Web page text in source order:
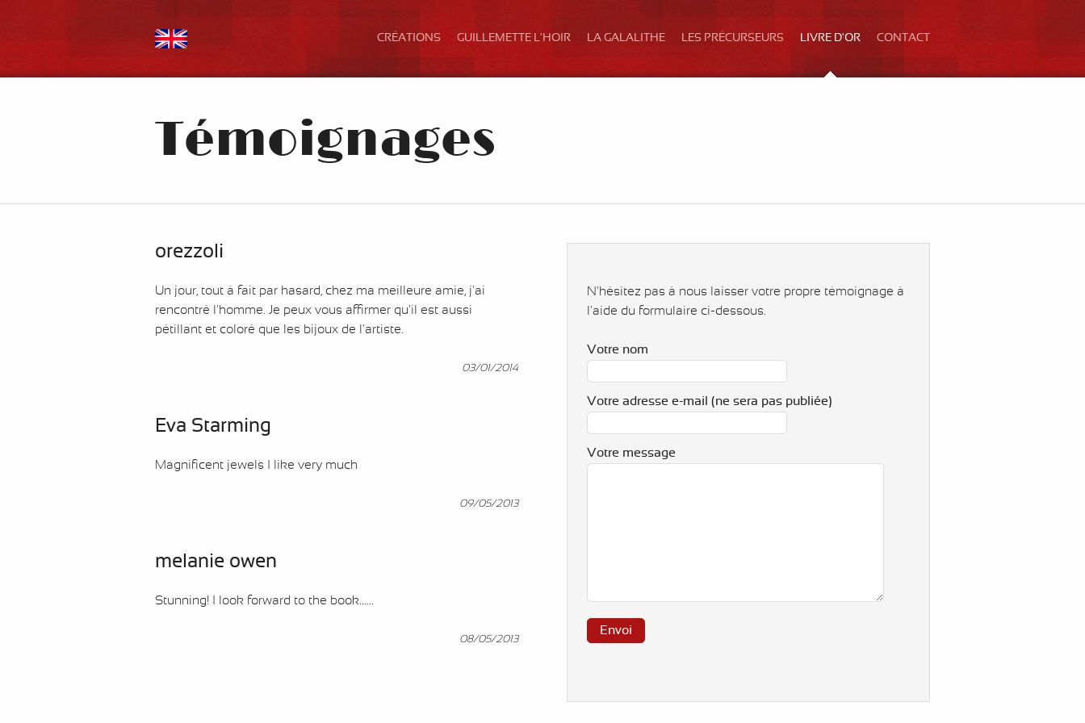
CRÉATIONS GUILLEMETTE L'HOIR LA GALALITHE LES PRÉCURSEURS LIVRE D'OR CONTACT
Témoignages
orezzoli
Un jour, tout à fait par hasard, chez ma meilleure amie, j'ai
rencontré l'homme. Je peux vous affirmer qu'il est aussi
pétillant et coloré que les bijoux de l'artiste.
03/01/2014
Eva Starming
Magnificent jewels I like very much
09/05/2013
melanie owen
Stunning! I look forward to the book......
08/05/2013
N'hésitez pas à nous laisser votre propre témoignage à
l'aide du formulaire ci-dessous.
Votre nom
Votre adresse e-mail (ne sera pas publiée)
Votre message